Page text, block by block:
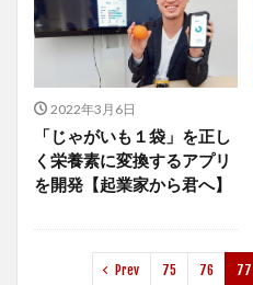
2022年3月6日
「じゃがいも１袋」を正し
く栄養素に変換するアプリ
を開発【起業家から君へ】
Prev 75 76 77